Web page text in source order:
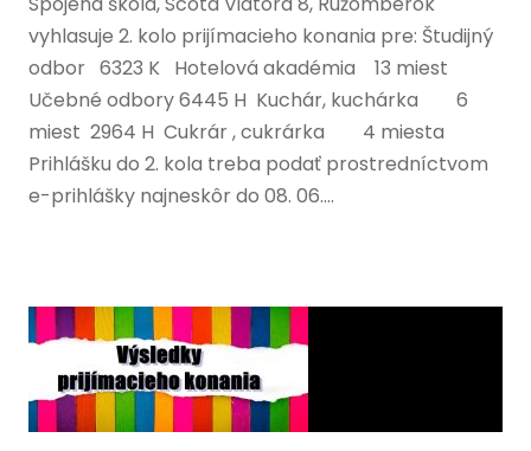
vyhlasuje 2. kolo prijímacieho konania pre: Študijný
odbor 6323 K Hotelová akadémia 13 miest
Učebné odbory 6445 H Kuchár, kuchárka 6
miest 2964 H Cukrár , cukrárka 4 miesta
Prihlášku do 2. kola treba podať prostredníctvom
e-prihlášky najneskôr do 08. 06....